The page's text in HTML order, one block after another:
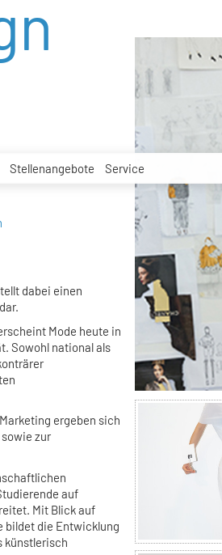
Stellenangebote Service
dabei einen
Mode heute in
Sowohl national als
ergeben sich
zur
auf
Mit Blick auf
bildet die Entwicklung
künstlerisch